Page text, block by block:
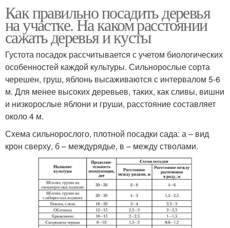
Как правильно посадить деревья
на участке. На каком расстоянии
сажать деревья и кусты
Густота посадок рассчитывается с учетом биологических
особенностей каждой культуры. Сильнорослые сорта
черешен, груш, яблонь высаживаются с интервалом 5-6
м. Для менее высоких деревьев, таких, как сливы, вишни
и низкорослые яблони и груши, расстояние составляет
около 4 м.
Схема сильнорослого, плотной посадки сада: а – вид
крон сверху, б – междурядье, в – между стволами.